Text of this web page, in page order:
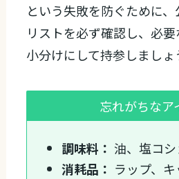
という失敗を防ぐために
リストを必ず確認し、必
小分けにして持参しましょ
忘れがちなア
調味料： 油、塩コ
消耗品： ラップ、